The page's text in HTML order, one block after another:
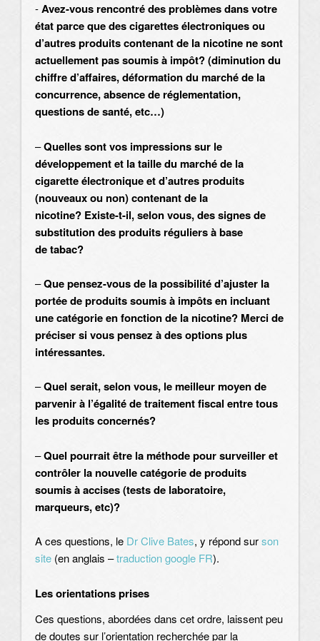
-Avez-vous rencontré des problèmes dans votre
état parce que des cigarettes électroniques ou
d’autres produits contenant de la nicotine ne sont
actuellement pas soumis à impôt?(diminution du
chiffre d’affaires, déformation du marché de la
concurrence, absence de réglementation,
questions de santé, etc…)
–Quelles sont vos impressions sur le
développement et la taille du marché de la
cigarette électronique et d’autres produits
(nouveaux ou non) contenant de la
nicotine? Existe-t-il, selon vous,des signes de
substitution des produits réguliers à base
de tabac?
–Que pensez-vous de la possibilité d’ajuster la
portée de produits soumis à impôts en incluant
une catégorie en fonction de la nicotine? Merci de
précisersi vous pensez à des options plus
intéressantes.
–Quel serait, selon vous, le meilleur moyen de
parvenir à l’égalité de traitement fiscal entre tous
les produits concernés?
–Quel pourrait être la méthode pour surveiller et
contrôler la nouvelle catégorie de produits
soumis à accises (tests de laboratoire,
marqueurs, etc)?
A ces questions, le Dr Clive Bates, y répond surson
site (en anglais –traduction google FR).
Les orientations prises
Ces questions, abordées dans cet ordre, laissent peu
de doutes sur l’orientation recherchée par la